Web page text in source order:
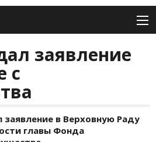
заявление
с
в Верховную Раду
главы Фонда